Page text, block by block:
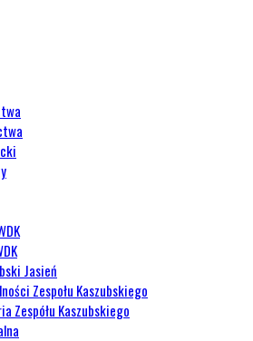
Jasień
Zespołu Kaszubskiego
Zespółu Kaszubskiego